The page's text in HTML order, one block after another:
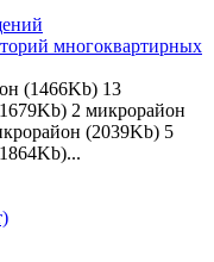
многоквартирных
(1466Kb) 13
2 микрорайон
(2039Kb) 5
2021 г. 0+